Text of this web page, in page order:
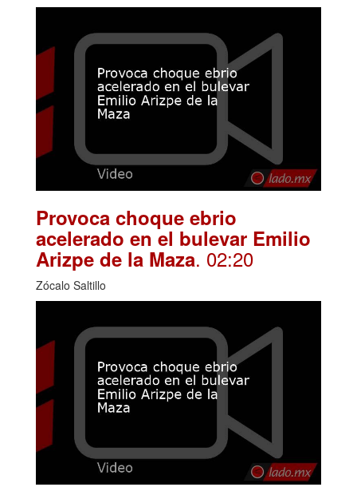
Provoca choque ebrio
acelerado en el bulevar Emilio
Arizpe de la Maza. 02:20
Zócalo Saltillo